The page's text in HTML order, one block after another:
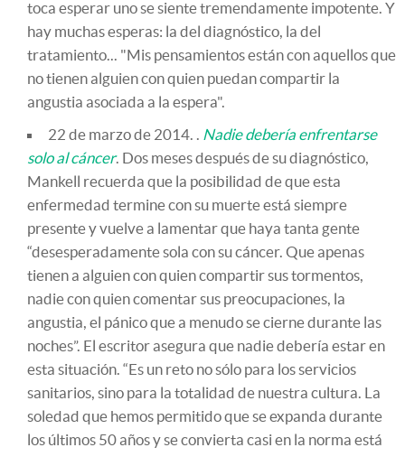
toca esperar uno se siente tremendamente impotente. Y
hay muchas esperas: la del diagnóstico, la del
tratamiento... "Mis pensamientos están con aquellos que
no tienen alguien con quien puedan compartir la
angustia asociada a la espera".
22 de marzo de 2014. .
Nadie debería enfrentarse
solo al cáncer. Dos meses después de su diagnóstico,
Mankell recuerda que la posibilidad de que esta
enfermedad termine con su muerte está siempre
presente y vuelve a lamentar que haya tanta gente
“desesperadamente sola con su cáncer. Que apenas
tienen a alguien con quien compartir sus tormentos,
nadie con quien comentar sus preocupaciones, la
angustia, el pánico que a menudo se cierne durante las
noches”. El escritor asegura que nadie debería estar en
esta situación. “Es un reto no sólo para los servicios
sanitarios, sino para la totalidad de nuestra cultura. La
soledad que hemos permitido que se expanda durante
los últimos 50 años y se convierta casi en la norma está